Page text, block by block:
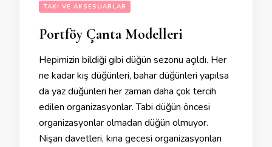
TAKI VE AKSESUARLAR
Portföy Çanta Modelleri
Hepimizin bildiği gibi düğün sezonu açıldı. Her
ne kadar kış düğünleri, bahar düğünleri yapılsa
da yaz düğünleri her zaman daha çok tercih
edilen organizasyonlar. Tabi düğün öncesi
organizasyonlar olmadan düğün olmuyor.
Nişan davetleri, kına gecesi organizasyonları